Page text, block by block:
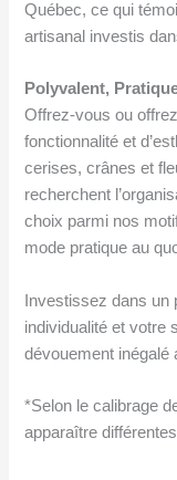
Québec, ce qui
artisanal investis
Polyvalent,
Offrez-vous ou
fonctionnalité et
cerises, crânes et
recherchent
choix parmi nos
mode pratique au
Investissez dans un
individualité et votre
dévouement inégalé
*Selon le calibrage
apparaître